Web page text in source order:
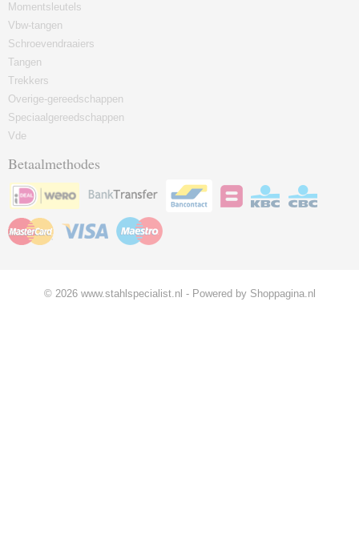
Momentsleutels
Vbw-tangen
Schroevendraaiers
Tangen
Trekkers
Overige-gereedschappen
Speciaalgereedschappen
Vde
Betaalmethodes
© 2026 www.stahlspecialist.nl - Powered by Shoppagina.nl